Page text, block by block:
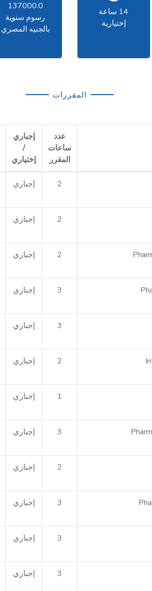
14 ساعة
إختيارية
137000.0
رسوم سنوية
بالجنيه المصري
المقررات
عدد
ساعات
المقرر
إجباري
/
إختياري
2 إجباري
2 إجباري
2 إجباري
3 إجباري
3 إجباري
2 إجباري
1 إجباري
3 إجباري
2 إجباري
3 إجباري
3 إجباري
3 إجباري